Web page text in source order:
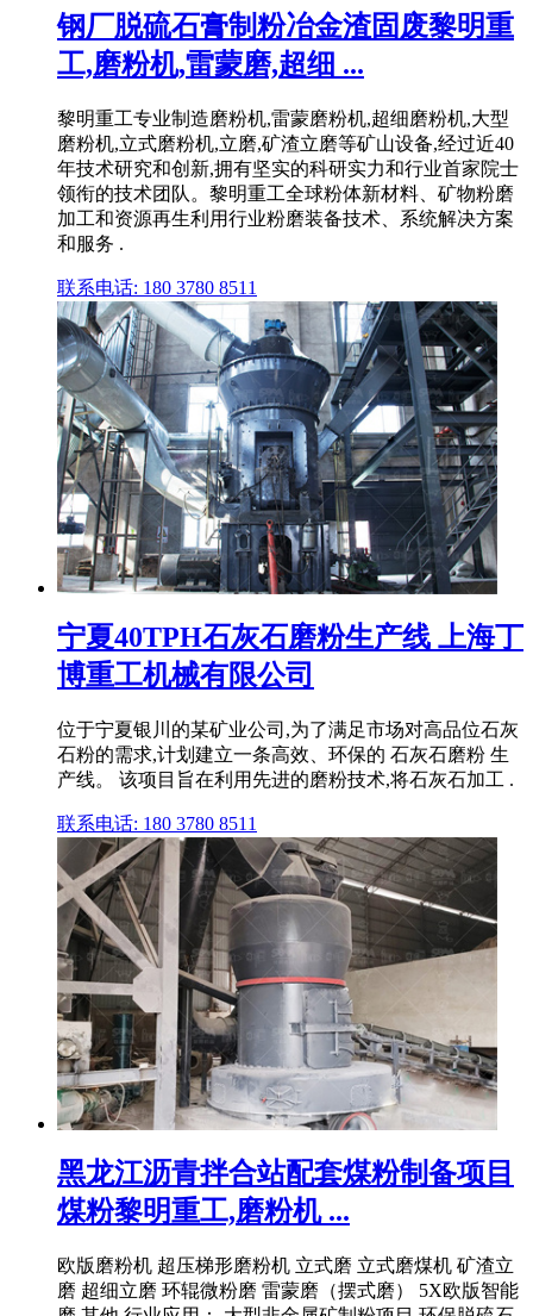
钢厂脱硫石膏制粉冶金渣固废黎明重
工,磨粉机,雷蒙磨,超细 ...
黎明重工专业制造磨粉机,雷蒙磨粉机,超细磨粉机,大型
磨粉机,立式磨粉机,立磨,矿渣立磨等矿山设备,经过近40
年技术研究和创新,拥有坚实的科研实力和行业首家院士
领衔的技术团队。黎明重工全球粉体新材料、矿物粉磨
加工和资源再生利用行业粉磨装备技术、系统解决方案
和服务 .
联系电话: 180 3780 8511
宁夏40TPH石灰石磨粉生产线 上海丁
博重工机械有限公司
位于宁夏银川的某矿业公司,为了满足市场对高品位石灰
石粉的需求,计划建立一条高效、环保的 石灰石磨粉 生
产线。 该项目旨在利用先进的磨粉技术,将石灰石加工 .
联系电话: 180 3780 8511
黑龙江沥青拌合站配套煤粉制备项目
煤粉黎明重工,磨粉机 ...
欧版磨粉机 超压梯形磨粉机 立式磨 立式磨煤机 矿渣立
磨 超细立磨 环辊微粉磨 雷蒙磨（摆式磨） 5X欧版智能